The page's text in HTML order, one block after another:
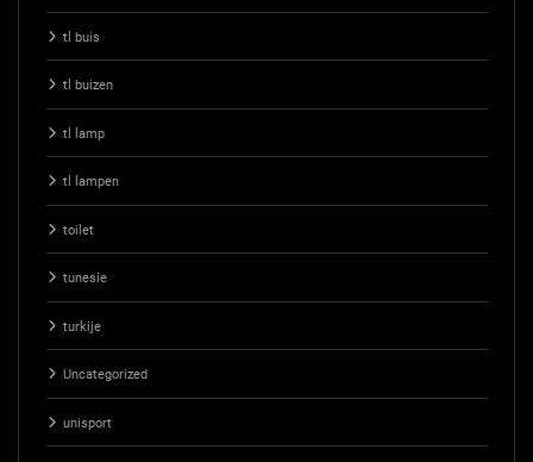
tl buis
tl buizen
tl lamp
tl lampen
toilet
tunesie
turkije
Uncategorized
unisport